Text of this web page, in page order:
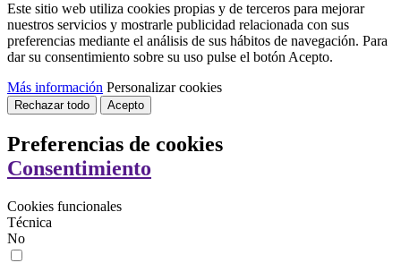
Este sitio web utiliza cookies propias y de terceros para mejorar
nuestros servicios y mostrarle publicidad relacionada con sus
preferencias mediante el análisis de sus hábitos de navegación. Para
dar su consentimiento sobre su uso pulse el botón Acepto.
Más información Personalizar cookies
Rechazar todo Acepto
Preferencias de cookies
Consentimiento
Cookies funcionales
Técnica
No